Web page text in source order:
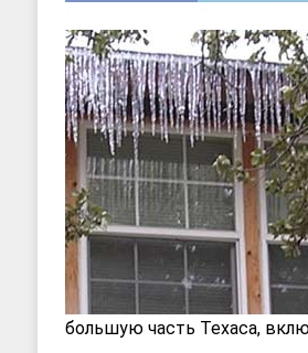
большую часть Техаса,